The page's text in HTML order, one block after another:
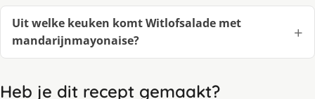
Uit welke keuken komt Witlofsalade met
mandarijnmayonaise?
Heb je dit recept gemaakt?